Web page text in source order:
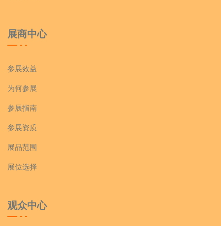
展商中心
参展效益
为何参展
参展指南
参展资质
展品范围
展位选择
观众中心